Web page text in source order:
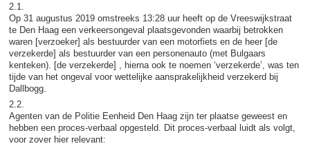
2.1.
Op 31 augustus 2019 omstreeks 13:28 uur heeft op de Vreeswijkstraat
te Den Haag een verkeersongeval plaatsgevonden waarbij betrokken
waren [verzoeker] als bestuurder van een motorfiets en de heer [de
verzekerde] als bestuurder van een personenauto (met Bulgaars
kenteken). [de verzekerde] , hierna ook te noemen ‘verzekerde’, was ten
tijde van het ongeval voor wettelijke aansprakelijkheid verzekerd bij
Dallbogg.
2.2.
Agenten van de Politie Eenheid Den Haag zijn ter plaatse geweest en
hebben een proces-verbaal opgesteld. Dit proces-verbaal luidt als volgt,
voor zover hier relevant: